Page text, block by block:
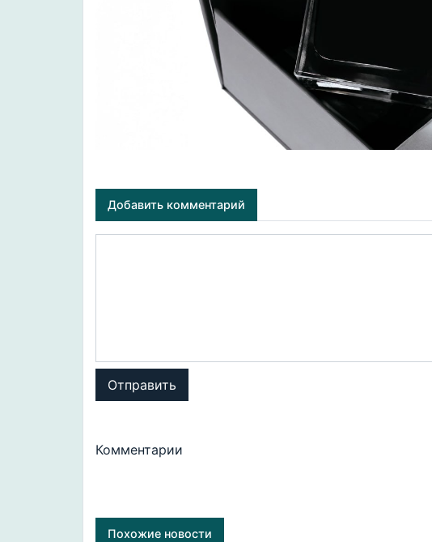
Добавить комментарий
Отправить
Комментарии
Похожие новости